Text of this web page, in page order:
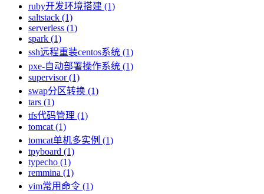
ruby开发环境搭建 (1)
saltstack (1)
serverless (1)
spark (1)
ssh远程重装centos系统 (1)
pxe-自动部署操作系统 (1)
supervisor (1)
swap分区转换 (1)
tars (1)
tfs代码管理 (1)
tomcat (1)
tomcat单机多实例 (1)
tpyboard (1)
typecho (1)
remmina (1)
vim常用命令 (1)